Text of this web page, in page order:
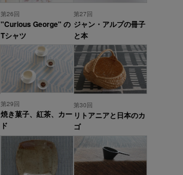
第26回
"Curious George" の
Tシャツ
第27回
ジャン・アルプの冊子
と本
第29回
焼き菓子、紅茶、カー
ド
第30回
リトアニアと日本のカ
ゴ